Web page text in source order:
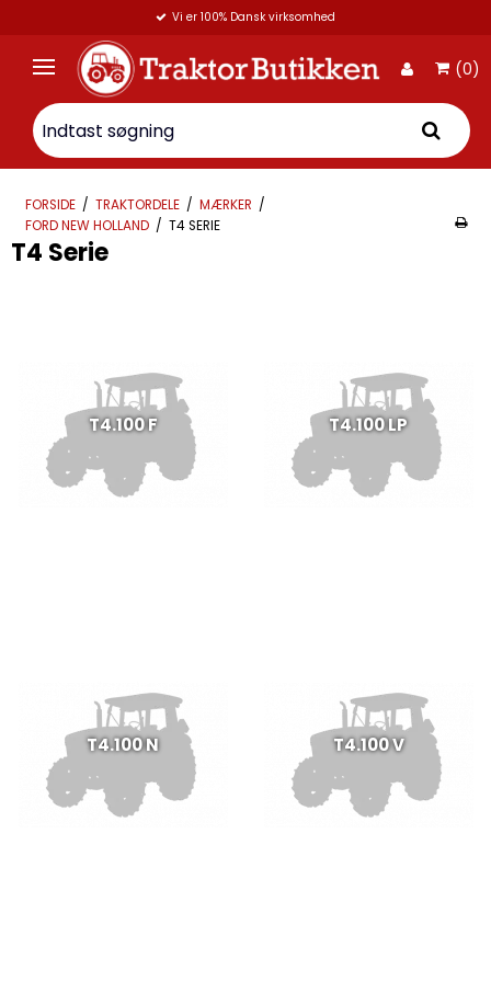
Vi er 100% Dansk virksomhed
(0)
FORSIDE / TRAKTORDELE / MÆRKER /
FORD NEW HOLLAND / T4 SERIE
T4 Serie
T4.100 F T4.100 LP
T4.100 N T4.100 V